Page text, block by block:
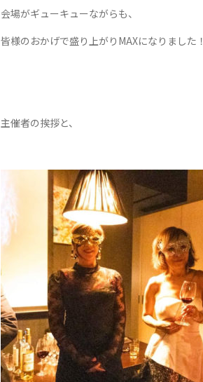
会場がギューキューながらも、
皆様のおかげで盛り上がりMAXになりました！
主催者の挨拶と、